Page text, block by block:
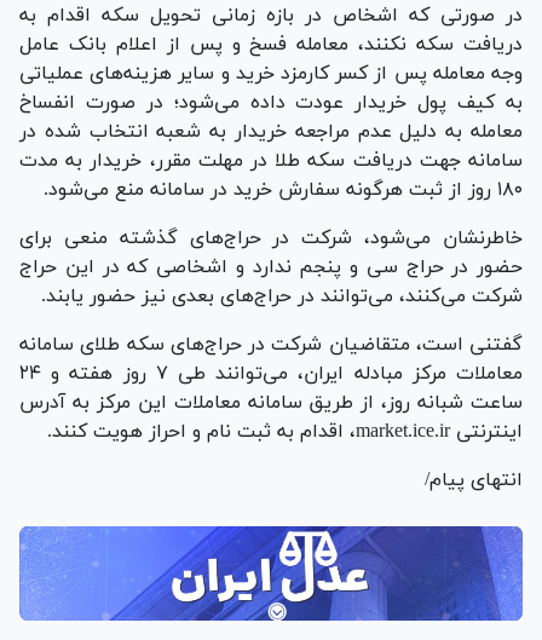
در صورتی که اشخاص در بازه زمانی تحویل سکه اقدام به
دریافت سکه نکنند، معامله فسخ و پس از اعلام بانک عامل
وجه معامله پس از کسر کارمزد خرید و سایر هزینه‌های عملیاتی
به کیف پول خریدار عودت داده می‌شود؛ در صورت انفساخ
معامله به دلیل عدم مراجعه خریدار به شعبه انتخاب شده در
سامانه جهت دریافت سکه طلا در مهلت مقرر، خریدار به مدت
۱۸۰ روز از ثبت هرگونه سفارش خرید در سامانه منع می‌شود.
خاطرنشان می‌شود، شرکت در حراج‌های گذشته منعی برای
حضور در حراج سی و پنجم ندارد و اشخاصی که در این حراج
شرکت می‌کنند، می‌توانند در حراج‌های بعدی نیز حضور یابند.
گفتنی است، متقاضیان شرکت در حراج‌های سکه طلای سامانه
معاملات مرکز مبادله ایران، می‌توانند طی ۷ روز هفته و ۲۴
ساعت شبانه روز، از طریق سامانه معاملات این مرکز به آدرس
اینترنتی market.ice.ir، اقدام به ثبت نام و احراز هویت کنند.
انتهای پیام/